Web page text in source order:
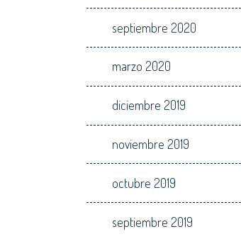
septiembre 2020
marzo 2020
diciembre 2019
noviembre 2019
octubre 2019
septiembre 2019